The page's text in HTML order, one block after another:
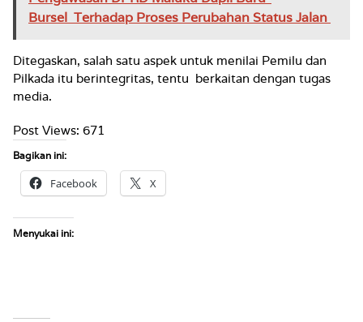
Bursel Terhadap Proses Perubahan Status Jalan
Ditegaskan, salah satu aspek untuk menilai Pemilu dan
Pilkada itu berintegritas, tentu berkaitan dengan tugas
media.
Post Views: 671
Bagikan ini:
Facebook X
Menyukai ini: